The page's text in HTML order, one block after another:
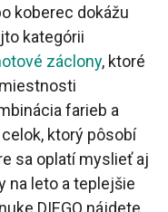
koberec dokážu
kategórii
záclony, ktoré
farieb a
ktorý pôsobí
sa oplatí myslieť aj
na leto a teplejšie
DIEGO nájdete